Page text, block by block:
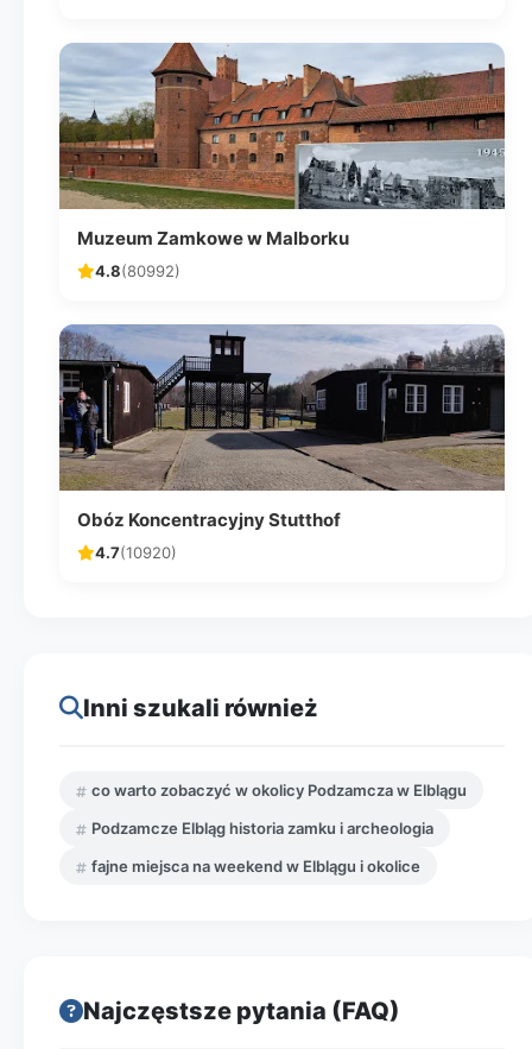
Muzeum Zamkowe w Malborku
4.8(80992)
Obóz Koncentracyjny Stutthof
4.7(10920)
Inni szukali również
co warto zobaczyć w okolicy Podzamcza w Elblągu
Podzamcze Elbląg historia zamku i archeologia
fajne miejsca na weekend w Elblągu i okolice
Najczęstsze pytania (FAQ)